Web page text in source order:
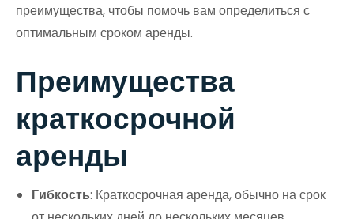
преимущества, чтобы помочь вам определиться с
оптимальным сроком аренды.
Преимущества
краткосрочной
аренды
Гибкость: Краткосрочная аренда, обычно на срок